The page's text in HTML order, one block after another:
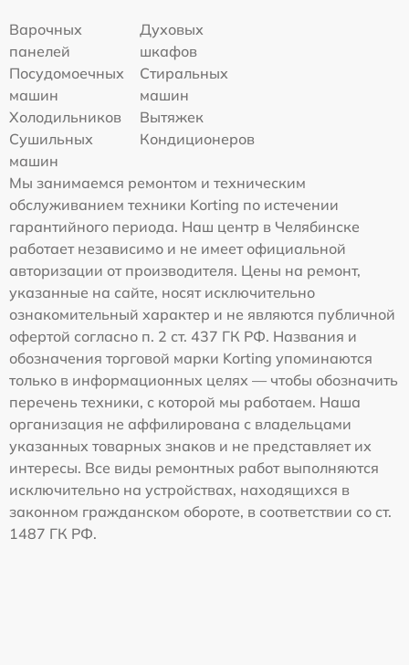
Варочных
панелей
Духовых
шкафов
Посудомоечных
машин
Стиральных
машин
Холодильников
Вытяжек
Сушильных
машин
Кондиционеров
Мы занимаемся ремонтом и техническим
обслуживанием техники Korting по истечении
гарантийного периода. Наш центр в Челябинске
работает независимо и не имеет официальной
авторизации от производителя. Цены на ремонт,
указанные на сайте, носят исключительно
ознакомительный характер и не являются публичной
офертой согласно п. 2 ст. 437 ГК РФ. Названия и
обозначения торговой марки Korting упоминаются
только в информационных целях — чтобы обозначить
перечень техники, с которой мы работаем. Наша
организация не аффилирована с владельцами
указанных товарных знаков и не представляет их
интересы. Все виды ремонтных работ выполняются
исключительно на устройствах, находящихся в
законном гражданском обороте, в соответствии со ст.
1487 ГК РФ.